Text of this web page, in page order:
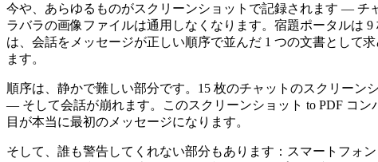
今や、あらゆるものがスクリーンショットで記録されます — チ
ラバラの画像ファイルは通用しなくなります。宿題ポータルは
は、会話をメッセージが正しい順序で並んだ 1 つの文書として
ます。
順序は、静かで難しい部分です。15 枚のチャットのスクリー
— そして会話が崩れます。このスクリーンショット to PDF コ
目が本当に最初のメッセージになります。
そして、誰も警告してくれない部分もあります：スマートフォ